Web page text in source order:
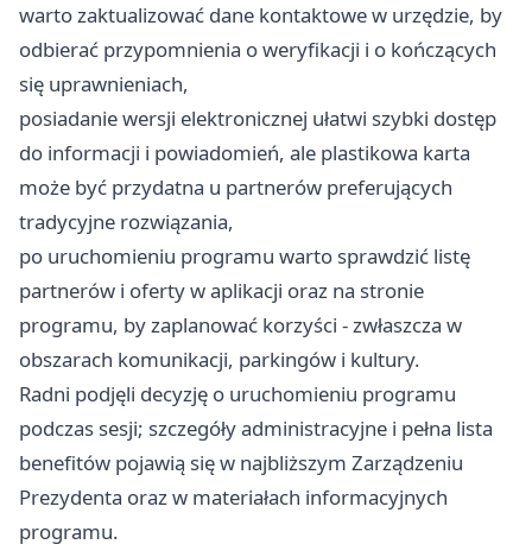
warto zaktualizować dane kontaktowe w urzędzie, by
odbierać przypomnienia o weryfikacji i o kończących
się uprawnieniach,
posiadanie wersji elektronicznej ułatwi szybki dostęp
do informacji i powiadomień, ale plastikowa karta
może być przydatna u partnerów preferujących
tradycyjne rozwiązania,
po uruchomieniu programu warto sprawdzić listę
partnerów i oferty w aplikacji oraz na stronie
programu, by zaplanować korzyści - zwłaszcza w
obszarach komunikacji, parkingów i kultury.
Radni podjęli decyzję o uruchomieniu programu
podczas sesji; szczegóły administracyjne i pełna lista
benefitów pojawią się w najbliższym Zarządzeniu
Prezydenta oraz w materiałach informacyjnych
programu.